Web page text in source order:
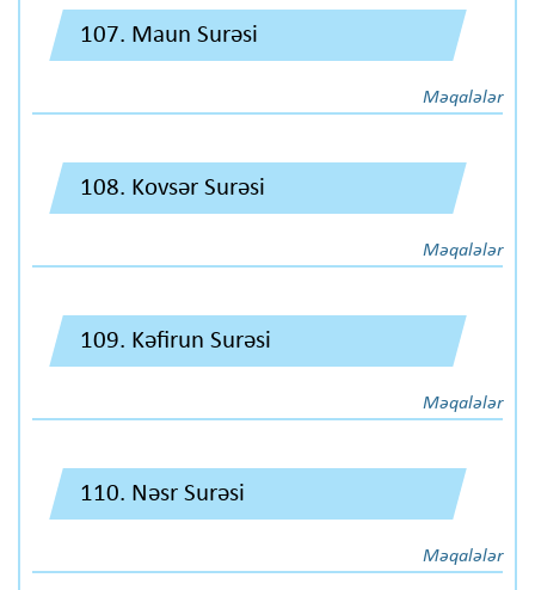
107. Maun Surəsi
Məqalələr
108. Kovsər Surəsi
Məqalələr
109. Kəfirun Surəsi
Məqalələr
110. Nəsr Surəsi
Məqalələr